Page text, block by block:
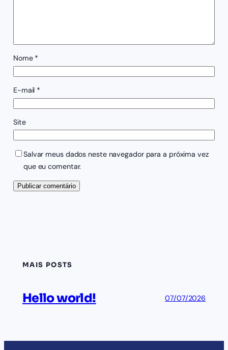
Nome *
E-mail *
Site
Salvar meus dados neste navegador para a próxima vez
que eu comentar.
MAIS POSTS
Hello world! 07/07/2026